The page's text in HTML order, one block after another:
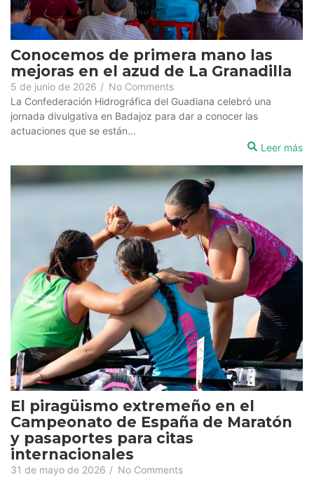
Conocemos de primera mano las
mejoras en el azud de La Granadilla
5 de junio de 2026 / No Comments
La Confederación Hidrográfica del Guadiana celebró una
jornada divulgativa en Badajoz para dar a conocer las
actuaciones que se están...
Leer más
El piragüismo extremeño en el
Campeonato de España de Maratón
y pasaportes para citas
internacionales
31 de mayo de 2026 / No Comments